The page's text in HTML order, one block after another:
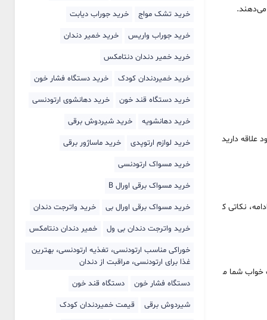
دارید
نکاتی ک
خواب شما م
خرید تشک مواج
خرید جوراب دیابت
خرید جوراب واریس
خرید خمیر دندان
خرید خمیر دندان دنتامکس
خرید خمیردندان کودک
خرید دستگاه فشار خون
خرید دستگاه قند خون
خرید دهانشوی ارتودنسی
خرید دهانشویه
خرید شیردوش برقی
خرید لوازم ارتوپدی
خرید ماساژور برقی
خرید مسواک ارتودنسی
خرید مسواک برقی اورال B
خرید مسواک برقی اورال بی
خرید واترجت دندان
خرید واترجت دندان بی ول
خمیر دندان دنتامکس
خوراکی مناسب ارتودنسی، تغذیه ارتودنسی، بهترین
غذا برای ارتودنسی، مراقبت از دندان
دستگاه فشار خون
دستگاه قند خون
شیردوش برقی
قیمت خمیردندان کودک